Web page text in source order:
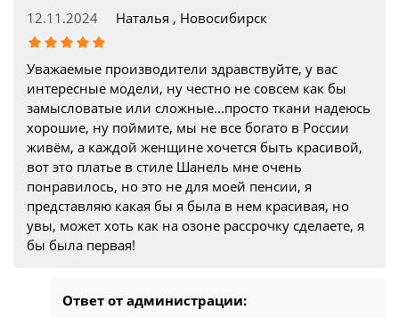
12.11.2024 Наталья , Новосибирск
Уважаемые производители здравствуйте, у вас
интересные модели, ну честно не совсем как бы
замысловатые или сложные...просто ткани надеюсь
хорошие, ну поймите, мы не все богато в России
живём, а каждой женщине хочется быть красивой,
вот это платье в стиле Шанель мне очень
понравилось, но это не для моей пенсии, я
представляю какая бы я была в нем красивая, но
увы, может хоть как на озоне рассрочку сделаете, я
бы была первая!
Ответ от администрации: